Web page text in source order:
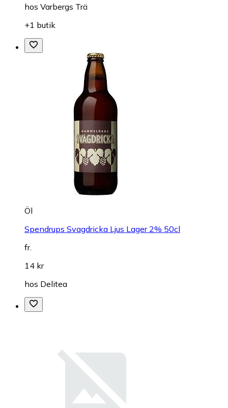
hos Varbergs Trä
+1 butik
Öl
Spendrups Svagdricka Ljus Lager 2% 50cl
fr.
14 kr
hos Delitea